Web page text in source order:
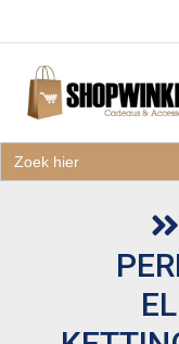
naar:
Zoek
naar: